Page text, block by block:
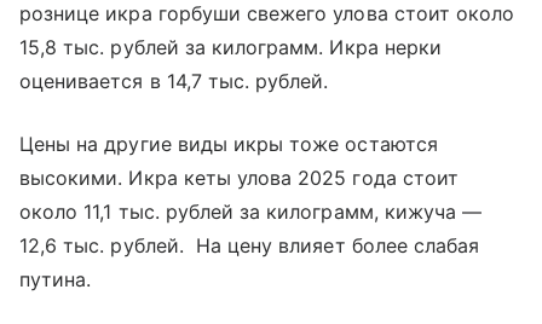
рознице икра горбуши свежего улова стоит около
15,8 тыс. рублей за килограмм. Икра нерки
оценивается в 14,7 тыс. рублей.
Цены на другие виды икры тоже остаются
высокими. Икра кеты улова 2025 года стоит
около 11,1 тыс. рублей за килограмм, кижуча —
12,6 тыс. рублей. На цену влияет более слабая
путина.